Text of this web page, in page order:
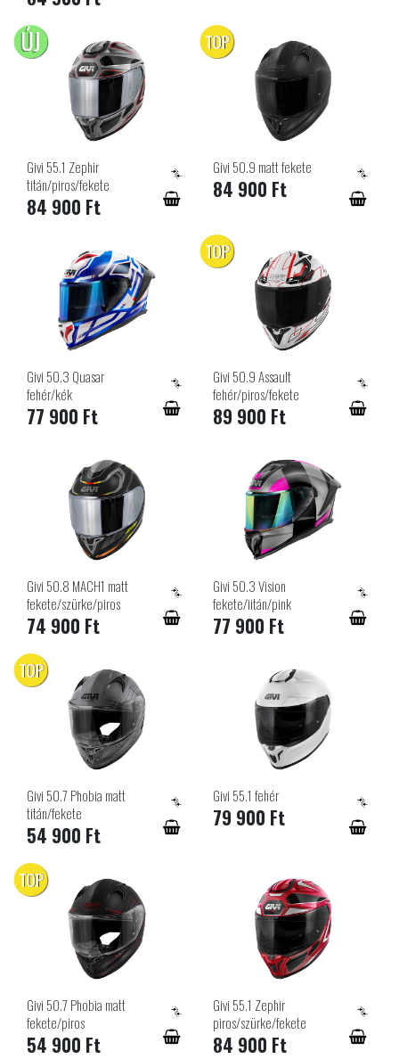
ÚJ
Givi 55.1 Zephir
titán/piros/fekete
84 900 Ft
TOP
Givi 50.9 matt fekete
84 900 Ft
Givi 50.3 Quasar
fehér/kék
77 900 Ft
TOP
Givi 50.9 Assault
fehér/piros/fekete
89 900 Ft
Givi 50.8 MACH1 matt
fekete/szürke/piros
74 900 Ft
Givi 50.3 Vision
fekete/iitán/pink
77 900 Ft
TOP
Givi 50.7 Phobia matt
titán/fekete
54 900 Ft
Givi 55.1 fehér
79 900 Ft
TOP
Givi 50.7 Phobia matt
fekete/piros
54 900 Ft
Givi 55.1 Zephir
piros/szürke/fekete
84 900 Ft